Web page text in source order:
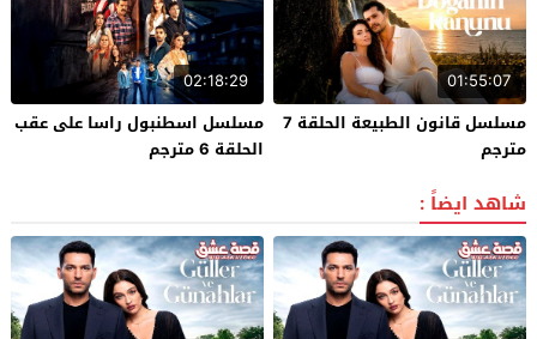
01:55:07
مسلسل قانون الطبيعة الحلقة 7
مترجم
02:18:29
مسلسل اسطنبول راسا على عقب
الحلقة 6 مترجم
شاهد ايضاً :